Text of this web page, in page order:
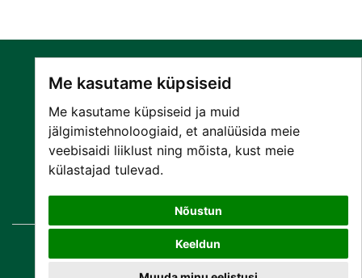
Me kasutame küpsiseid
Me kasutame küpsiseid ja muid
jälgimistehnoloogiaid, et analüüsida meie
veebisaidi liiklust ning mõista, kust meie
külastajad tulevad.
Nõustun
Keeldun
SA NARVA HAIGLA
© Copyright2026 SA Narva Haigla